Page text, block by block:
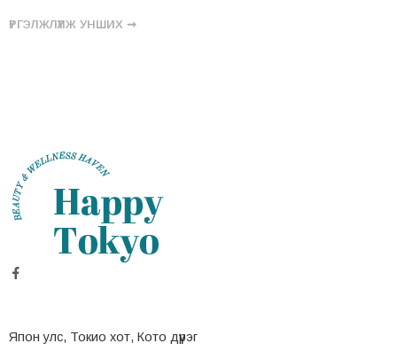
ҮРГЭЛЖЛҮҮЛЖ УНШИХ ➞
Япон улс, Токио хот, Кото дүүрэг